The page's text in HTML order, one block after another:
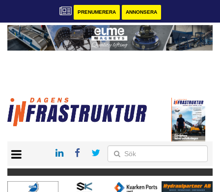
PRENUMERERA ANNONSERA
KONTAKT